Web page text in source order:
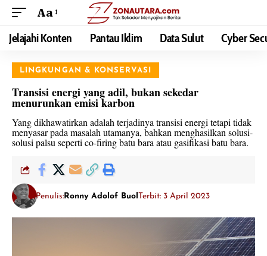
Aa
Jelajahi Konten Pantau Iklim Data Sulut Cyber
LINGKUNGAN & KONSERVASI
Transisi energi yang adil, bukan sekedar
menurunkan emisi karbon
Yang dikhawatirkan adalah terjadinya transisi energi tetapi tidak
menyasar pada masalah utamanya, bahkan menghasilkan solusi-
solusi palsu seperti co-firing batu bara atau gasifikasi batu bara.
Penulis: Ronny Adolof BuolTerbit: 3 April 2023